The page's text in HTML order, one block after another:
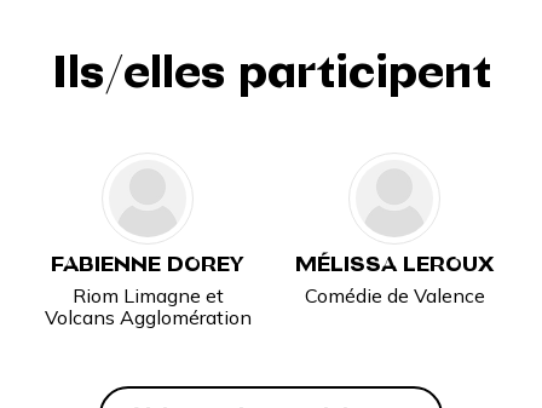
Ils/elles participent
FABIENNE DOREY
Riom Limagne et
Volcans Agglomération
MÉLISSA LEROUX
Comédie de Valence